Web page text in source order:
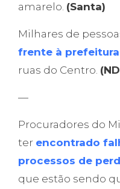
amarelo. (Santa)
Milhares de
frente à prefeitura
ruas do Centro.
—
Procuradores do
ter encontrado
processos de
que estão sendo